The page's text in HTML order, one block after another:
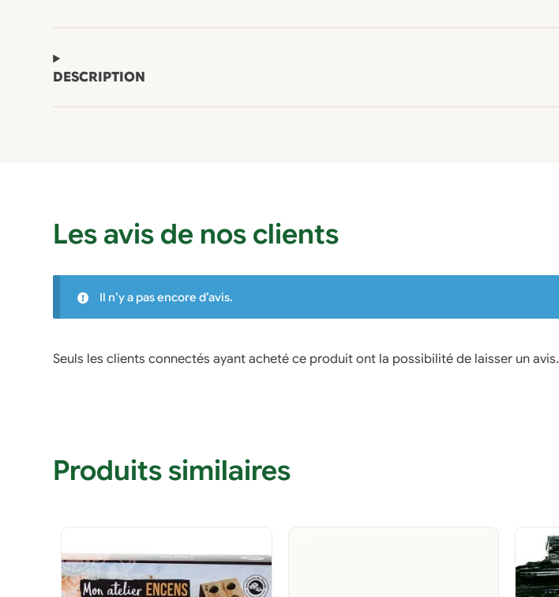
DESCRIPTION
Les avis de nos clients
Il n’y a pas encore d’avis.
Seuls les clients connectés ayant acheté ce produit ont la possibilité de laisser un avis.
Produits similaires